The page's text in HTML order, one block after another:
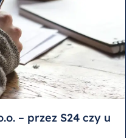
– przez S24 czy u